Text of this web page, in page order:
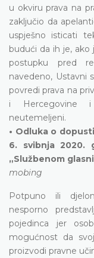
u okviru prava na
zaključio da
uspješno isticati
budući da ih je, ako
postupku pred
navedeno, Ustavni
povredi prava na
i Hercegovine i
neutemeljeni.
• Odluka o
6. svibnja 2020.
„Službenom
mobing
Potpuno ili
nesporno
pojedinca jer
mogućnost da
proizvodi pravne